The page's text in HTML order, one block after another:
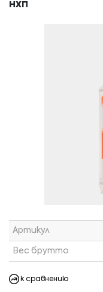
НХП
Артикул
Вес брутто
к сравнению